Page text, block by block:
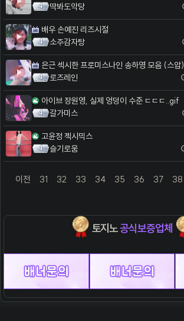
딱봐도악당
배우 손예진 리즈시절
소주감자탕
은근 섹시한 프로미스나인 송하영 모음 (스압)
로즈레인
아이브 장원영, 실제 엉덩이 수준 ㄷㄷㄷ..gif
갈가미스
고윤정 젝시믹스
슬기로움
이전(previous)
31 32 33 34 35 36 37 38
토지노공식보증업체